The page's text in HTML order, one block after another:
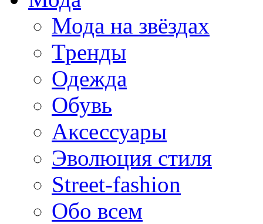
Мода на звёздах
Тренды
Одежда
Обувь
Аксессуары
Эволюция стиля
Street-fashion
Обо всем